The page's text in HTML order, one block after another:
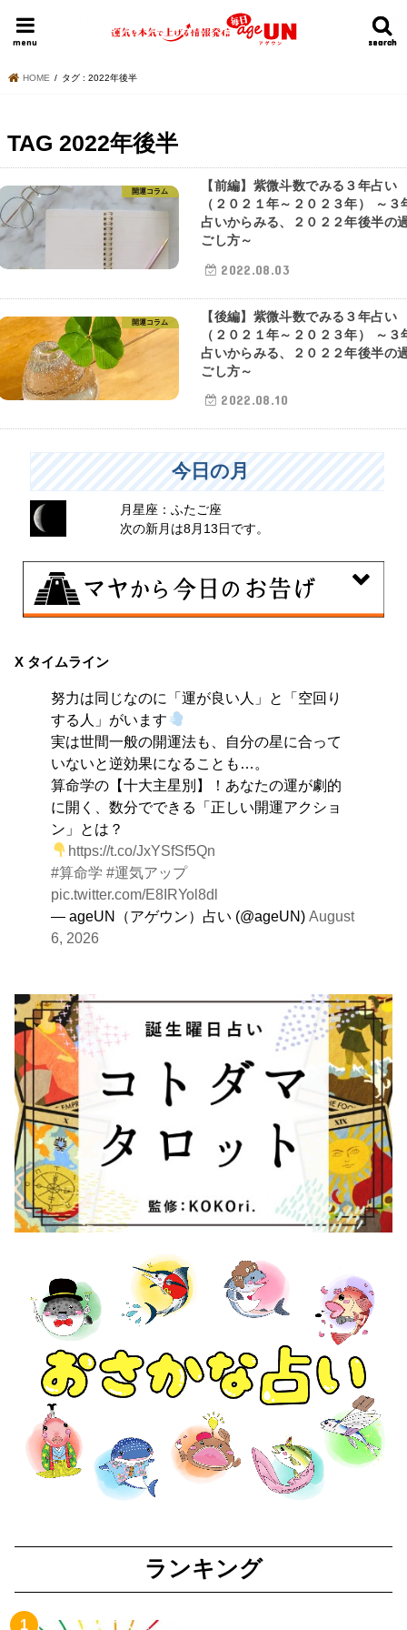
search
search
menu
HOME 明日の運勢ランキング 今週の運勢
HOME タグ : 2022年後半
TAG 2022年後半
開運コラム
【前編】紫微斗数でみる３年占い
（２０２１年～２０２３年） ～３
占いからみる、２０２２年後半の
ごし方～
2022.08.03
開運コラム
【後編】紫微斗数でみる３年占い
（２０２１年～２０２３年） ～３
占いからみる、２０２２年後半の
ごし方～
2022.08.10
今日の月
月星座：ふたご座
次の新月は8月13日です。
興味のある分野で、熟練を志す日。なんとなくではな
す。
X タイムライン
努力は同じなのに「運が良い人」と「空回り
する人」がいます
実は世間一般の開運法も、自分の星に合って
いないと逆効果になることも…。
算命学の【十大主星別】！あなたの運が劇的
に開く、数分でできる「正しい開運アクショ
ン」とは？
https://t.co/JxYSfSf5Qn
#算命学 #運気アップ
pic.twitter.com/E8IRYol8dl
— ageUN（アゲウン）占い (@ageUN)August
6, 2026
ランキング